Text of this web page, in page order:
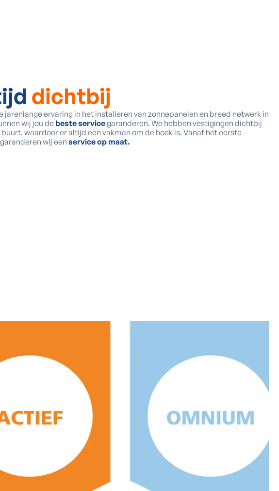
dichtbij
jarenlange ervaring in het installeren van zonnepanelen en breed netwerk in
wij jou de beste servicegaranderen. We hebben vestigingen dichtbij
buurt, waardoor er altijd een vakman om de hoek is. Vanaf het eerste
wij eenservice op maat.